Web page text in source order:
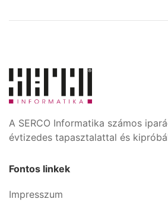
A SERCO Informatika számos
évtizedes tapasztalattal és
Fontos linkek
Impresszum